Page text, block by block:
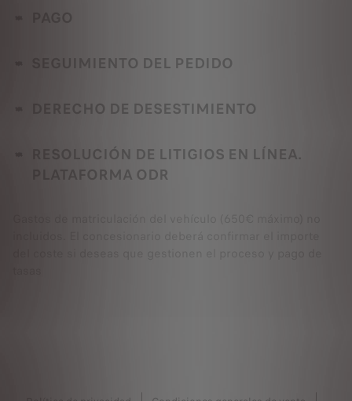
SEGUIMIENTO DEL PEDIDO
DERECHO DE DESESTIMIENTO
RESOLUCIÓN DE LITIGIOS EN LÍNEA.
PLATAFORMA ODR